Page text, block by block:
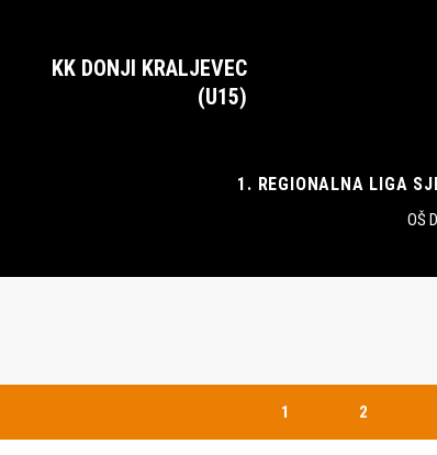
KK DONJI KRALJEVEC
(U15)
1. REGIONALNA LIGA
OŠ
1 2